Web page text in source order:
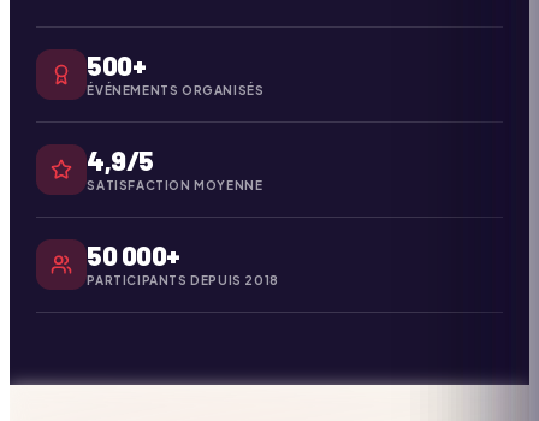
500+
ÉVÉNEMENTS ORGANISÉS
4,9/5
SATISFACTION MOYENNE
50 000+
PARTICIPANTS DEPUIS 2018